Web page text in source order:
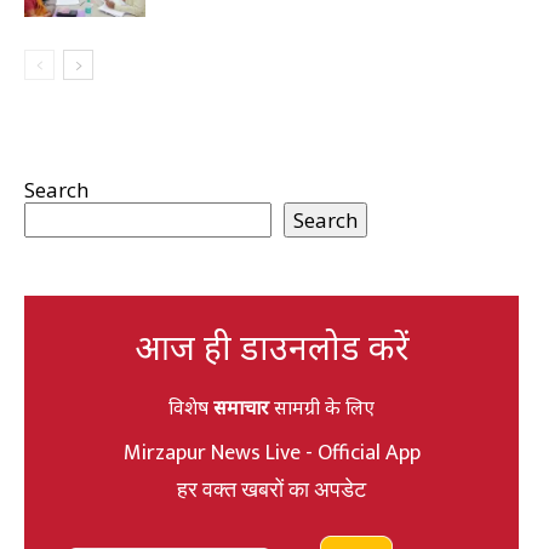
Search
Search
आज ही डाउनलोड करें
विशेषसमाचारसामग्री के लिए
Mirzapur News Live - Official App
हर वक्त खबरों का अपडेट